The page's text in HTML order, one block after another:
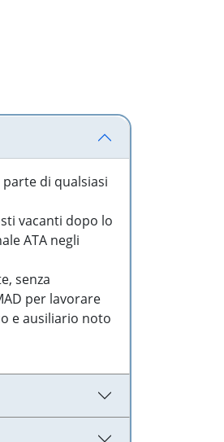
di qualsiasi
vacanti dopo lo
ATA negli
senza
per lavorare
e ausiliario noto